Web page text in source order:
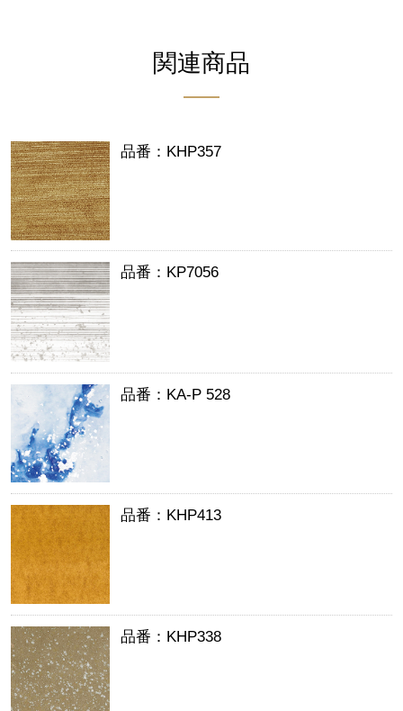
関連商品
品番：KHP357
品番：KP7056
品番：KA-P 528
品番：KHP413
品番：KHP338